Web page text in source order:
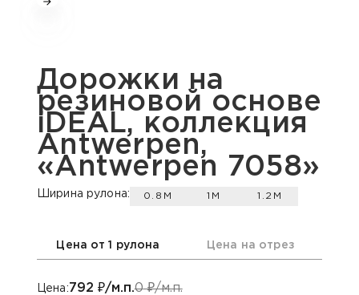
Дорожки на
резиновой основе
iDEAL, коллекция
Antwerpen,
«Antwerpen 7058»
Ширина рулона: 0.8М 1М 1.2М
Цена от 1 рулона Цена на отрез
Цена: 792 ₽/м.п.0₽/м.п.